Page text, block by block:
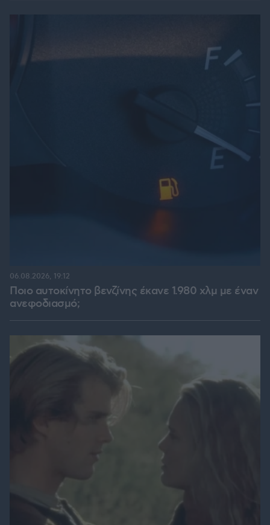
Ποιο αυτοκίνητο βενζίνης έκανε 1.980 χλμ με έναν
ανεφοδιασμό;
06.08.2026, 19:12